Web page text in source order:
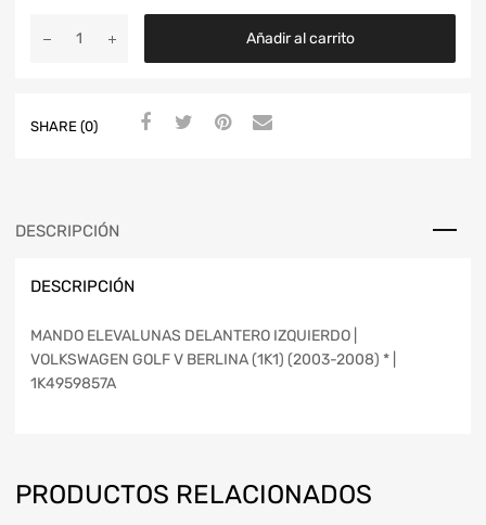
Añadir al carrito
SHARE (0)
DESCRIPCIÓN
DESCRIPCIÓN
MANDO ELEVALUNAS DELANTERO IZQUIERDO |
VOLKSWAGEN GOLF V BERLINA (1K1) (2003-2008) * |
1K4959857A
PRODUCTOS RELACIONADOS